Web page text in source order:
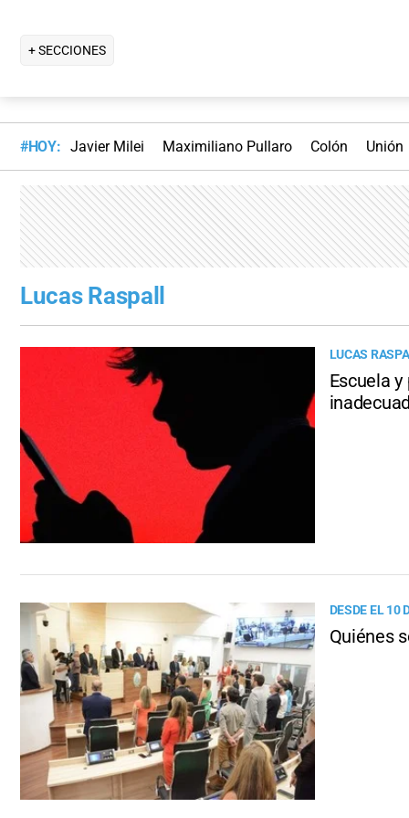
+ SECCIONES
#HOY: Javier Milei Maximiliano Pullaro Colón Unión
Lucas Raspall
LUCAS
Escuela
DESDE EL 10
Quiénes